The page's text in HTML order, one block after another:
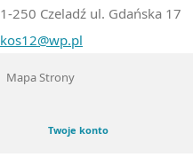
250 Czeladź ul. Gdańska 17
Mapa Strony
Twoje konto